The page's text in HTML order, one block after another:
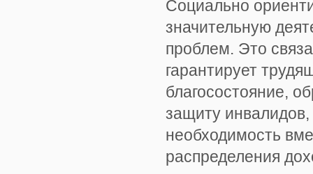
Социально
значительную
проблем. Это
гарантирует
благосостояние,
защиту
необходимость
распределения